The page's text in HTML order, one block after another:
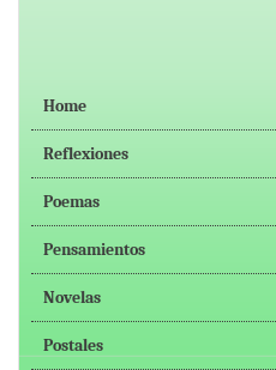
Home
Reflexiones
Poemas
Pensamientos
Novelas
Postales